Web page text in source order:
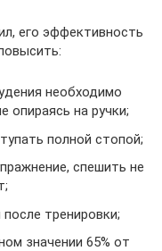
его эффективность
необходимо
опираясь на ручки;
полной стопой;
спешить не
тренировки;
значении 65% от